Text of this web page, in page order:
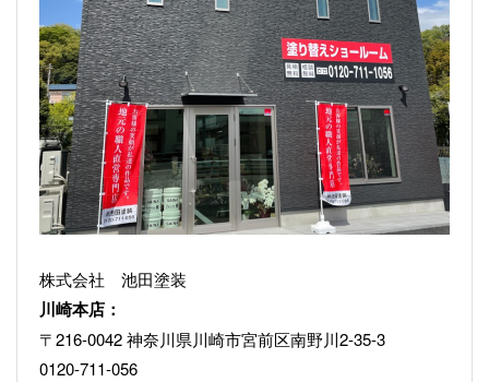
株式会社 池田塗装
川崎本店：
〒216-0042 神奈川県川崎市宮前区南野川2-35-3
0120-711-056